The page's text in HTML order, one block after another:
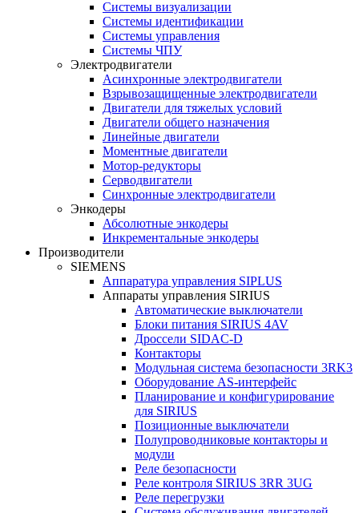
Системы визуализации
Системы идентификации
Системы управления
Системы ЧПУ
Электродвигатели
Асинхронные электродвигатели
Взрывозащищенные электродвигатели
Двигатели для тяжелых условий
Двигатели общего назначения
Линейные двигатели
Моментные двигатели
Мотор-редукторы
Серводвигатели
Синхронные электродвигатели
Энкодеры
Абсолютные энкодеры
Инкрементальные энкодеры
Производители
SIEMENS
Аппаратура управления SIPLUS
Аппараты управления SIRIUS
Автоматические выключатели
Блоки питания SIRIUS 4AV
Дроссели SIDAC-D
Контакторы
Модульная система безопасности 3RK3
Оборудование AS-интерфейс
Планирование и конфигурирование
для SIRIUS
Позиционные выключатели
Полупроводниковые контакторы и
модули
Реле безопасности
Реле контроля SIRIUS 3RR 3UG
Реле перегрузки